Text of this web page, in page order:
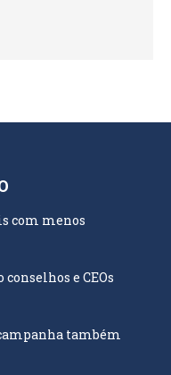
com menos
e CEOs
também